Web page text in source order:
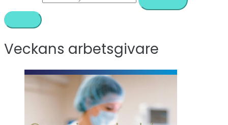
Veckans arbetsgivare